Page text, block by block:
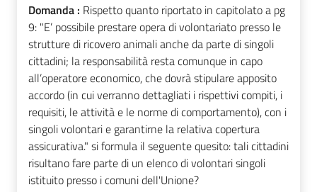
Domanda : Rispetto quanto riportato in capitolato a pg
9: "E’ possibile prestare opera di volontariato presso le
strutture di ricovero animali anche da parte di singoli
cittadini; la responsabilità resta comunque in capo
all’operatore economico, che dovrà stipulare apposito
accordo (in cui verranno dettagliati i rispettivi compiti, i
requisiti, le attività e le norme di comportamento), con i
singoli volontari e garantirne la relativa copertura
assicurativa." si formula il seguente quesito: tali cittadini
risultano fare parte di un elenco di volontari singoli
istituito presso i comuni dell'Unione?